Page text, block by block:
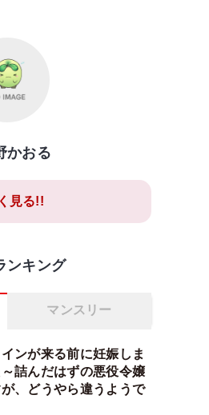
かおる
見る!!
ンキング
マンスリー
インが来る前に妊娠しま
～詰んだはずの悪役令嬢
、どうやら違うようで